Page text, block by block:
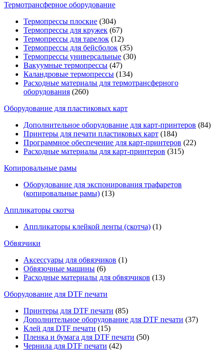
Термотрансферное оборудование
Термопрессы плоские (304)
Термопрессы для кружек (67)
Термопрессы для тарелок (12)
Термопрессы для бейсболок (35)
Термопрессы универсальные (30)
Вакуумные термопрессы (47)
Каландровые термопрессы (134)
Расходные материалы для термотрансферного
оборудования (260)
Оборудование для пластиковых карт
Дополнительное оборудование для карт-принтеров (84)
Принтеры для печати пластиковых карт (184)
Программное обеспечение для карт-принтеров (22)
Расходные материалы для карт-принтеров (315)
Копировальные рамы
Оборудование для экспонирования трафаретов
(копировальные рамы) (13)
Аппликаторы скотча
Аппликаторы клейкой ленты (скотча) (1)
Обвязчики
Аксессуары для обвязчиков (1)
Обвязочные машины (6)
Расходные материалы для обвязчиков (13)
Оборудование для DTF печати
Принтеры для DTF печати (85)
Дополнительное оборудование для DTF печати (37)
Клей для DTF печати (15)
Пленка и бумага для DTF печати (50)
Чернила для DTF печати (42)